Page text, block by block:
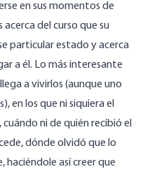
en sus momentos de
del curso que su
particular estado y acerca
a él. Lo más interesante
a vivirlos (aunque uno
en los que ni siquiera el
ni de quién recibió el
dónde olvidó que lo
haciéndole así creer que